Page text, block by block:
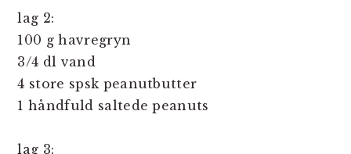
lag 2:
100 g havregryn
3/4 dl vand
4 store spsk peanutbutter
1 håndfuld saltede peanuts
lag 3: